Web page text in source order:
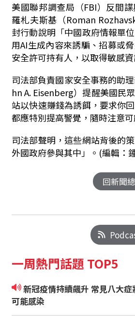
美國聯邦調查局（FBI）反間
羅札夫斯基（Roman
封行動說明「中國政府情報單
用AI生成內容來誘騙、招募或
安全許可持有人，以取得敏感資
司法部負責國家安全事務的助
hn A. Eisenberg）提醒美國民
站以快速賺錢為誘餌，要求你
都應特別提高警覺，隨時注意可
司法部聲明，這些網站背後的
外國政府參與其中」。(編輯：
回新聞
一周熱門話題 TOP5
新冠疫情持續飆升 常見八大症狀 沒發燒也
可能感染